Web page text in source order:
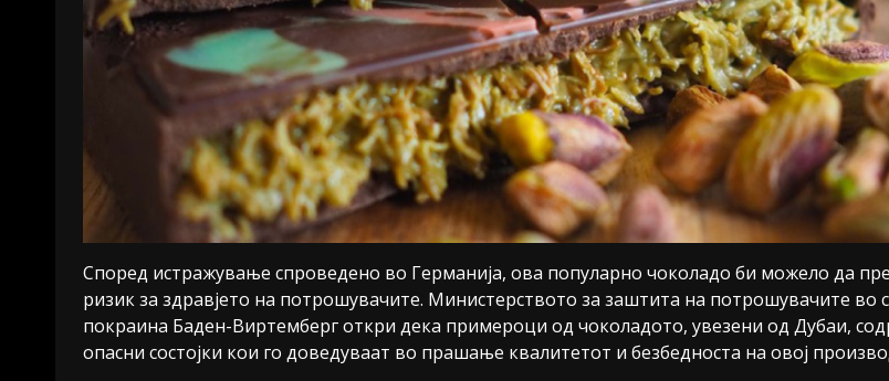
Според истражување спроведено во Германија, ова популарно чоколадо би можело да
ризик за здравјето на потрошувачите. Министерството за заштита на потрошувачите во
покраина Баден-Виртемберг откри дека примероци од чоколадото, увезени од Дубаи,
опасни состојки кои го доведуваат во прашање квалитетот и безбедноста на овој